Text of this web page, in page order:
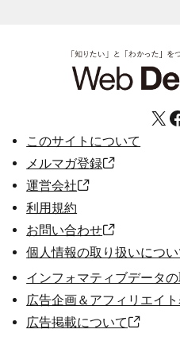
X Facebook
このサイトについて
メルマガ登録
運営会社
利用規約
お問い合わせ
個人情報の取り扱いについ
インフォマティブデータ
広告企画＆アフィリエイ
広告掲載について